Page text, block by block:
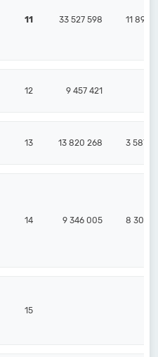
11 33 527 598 11 891
12 9 457 421
13 13 820 268 3 587
14 9 346 005 8 303
15